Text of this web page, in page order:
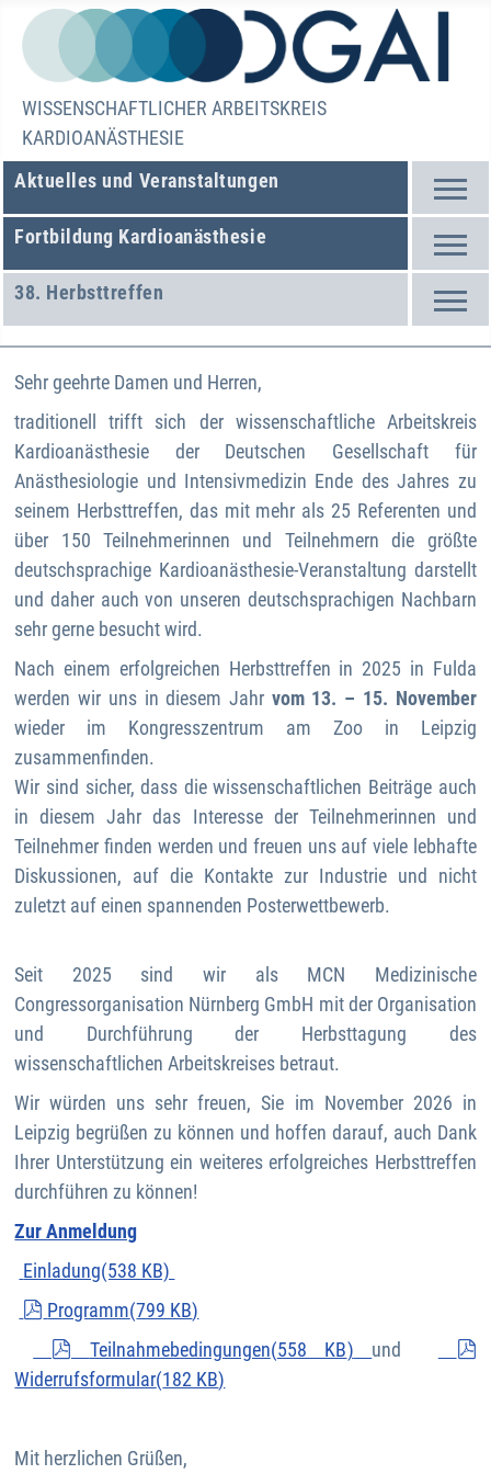
WISSENSCHAFTLICHER ARBEITSKREIS
KARDIOANÄSTHESIE
Aktuelles und Veranstaltungen
Fortbildung Kardioanästhesie
38. Herbsttreffen
Sehr geehrte Damen und Herren,
traditionell trifft sich der wissenschaftliche Arbeitskreis
Kardioanästhesie der Deutschen Gesellschaft für
Anästhesiologie und Intensivmedizin Ende des Jahres zu
seinem Herbsttreffen, das mit mehr als 25 Referenten und
über 150 Teilnehmerinnen und Teilnehmern die größte
deutschsprachige Kardioanästhesie-Veranstaltung darstellt
und daher auch von unseren deutschsprachigen Nachbarn
sehr gerne besucht wird.
Nach einem erfolgreichen Herbsttreffen in 2025 in Fulda
werden wir uns in diesem Jahr vom 13. – 15. November
wieder im Kongresszentrum am Zoo in Leipzig
zusammenfinden.
Wir sind sicher, dass die wissenschaftlichen Beiträge auch
in diesem Jahr das Interesse der Teilnehmerinnen und
Teilnehmer finden werden und freuen uns auf viele lebhafte
Diskussionen, auf die Kontakte zur Industrie und nicht
zuletzt auf einen spannenden Posterwettbewerb.
Seit 2025 sind wir als MCN Medizinische
Congressorganisation Nürnberg GmbH mit der Organisation
und Durchführung der Herbsttagung des
wissenschaftlichen Arbeitskreises betraut.
Wir würden uns sehr freuen, Sie im November 2026 in
Leipzig begrüßen zu können und hoffen darauf, auch Dank
Ihrer Unterstützung ein weiteres erfolgreiches Herbsttreffen
durchführen zu können!
Zur Anmeldung
pdf
Einladung(538 KB)
pdf
Programm(799 KB)
pdf
Teilnahmebedingungen(558 KB) und
Widerrufsformular(182 KB)
Mit herzlichen Grüßen,